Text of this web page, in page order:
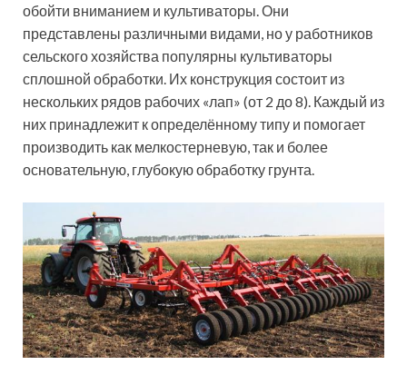
обойти вниманием и культиваторы. Они
представлены различными видами, но у работников
сельского хозяйства популярны культиваторы
сплошной обработки. Их конструкция состоит из
нескольких рядов рабочих «лап» (от 2 до 8). Каждый из
них принадлежит к определённому типу и помогает
производить как мелкостерневую, так и более
основательную, глубокую обработку грунта.